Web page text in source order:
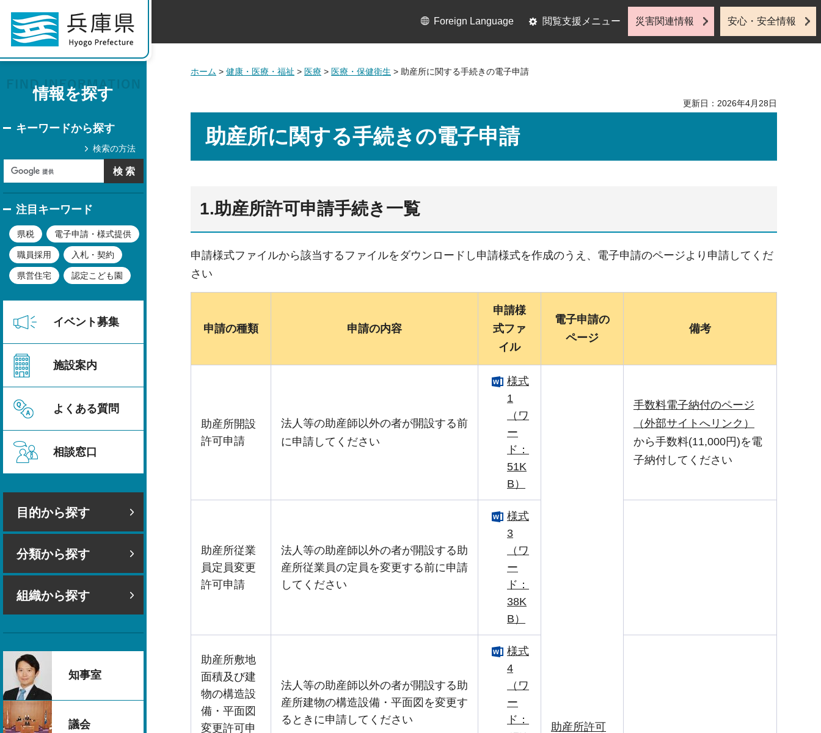
情報を探す
キーワードから探す
検索の方法
注目キーワード
県税 電子申請・様式提供
職員採用 入札・契約
県営住宅 認定こども園
イベント募集
施設案内
よくある質問
相談窓口
目的から探す
分類から探す
組織から探す
知事室
議会
Foreign Language 閲覧支援メニュー 災害関連情報 安心・安全情報
ホーム > 健康・医療・福祉 > 医療 > 医療・保健衛生 > 助産所に関する手続きの電子申請
更新日：2026年4月28日
助産所に関する手続きの電子申請
1.助産所許可申請手続き一覧
申請様式ファイルから該当するファイルをダウンロードし申請様式を作成のうえ、電子申請のページより申請してくだ
さい
申請の種類 申請の内容
申請様
式ファ
イル
電子申請の
ページ
備考
助産所開設
許可申請
法人等の助産師以外の者が開設する前
に申請してください
様式
1
（ワ
ー
ド：
51K
B）
助産所許可
手数料電子納付のページ
（外部サイトへリンク）
から手数料(11,000円)を電
子納付してください
助産所従業
員定員変更
許可申請
法人等の助産師以外の者が開設する助
産所従業員の定員を変更する前に申請
してください
様式
3
（ワ
ー
ド：
38K
B）
助産所敷地
面積及び建
物の構造設
備・平面図
変更許可申
法人等の助産師以外の者が開設する助
産所建物の構造設備・平面図を変更す
るときに申請してください
様式
4
（ワ
ー
ド：